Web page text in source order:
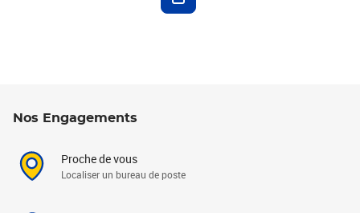
Nos Engagements
Proche de vous
Localiser un bureau de poste